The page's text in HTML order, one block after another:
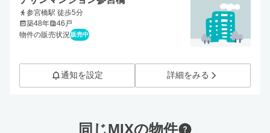
参宮橋駅 徒歩5分
築48年
46戸
物件の販売状況 販売中
通知を設定 詳細をみる
同じMIXの物件